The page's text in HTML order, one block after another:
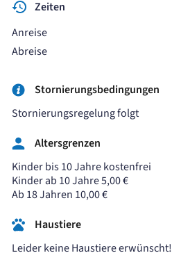
Zeiten
Anreise
Abreise
Stornierungsbedingungen
Stornierungsregelung folgt
Altersgrenzen
Kinder bis 10 Jahre kostenfrei
Kinder ab 10 Jahre 5,00 €
Ab 18 Jahren 10,00 €
Haustiere
Leider keine Haustiere erwünscht!